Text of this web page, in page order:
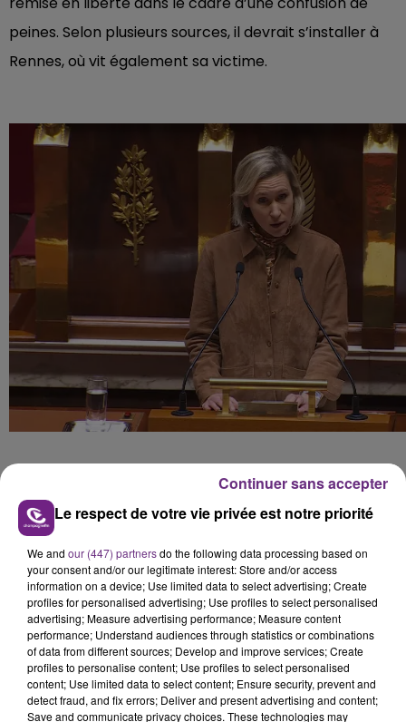
peines. Selon plusieurs sources, il devrait s’installer à
Rennes, où vit également sa victime.
L’information ne concernera pas uniquement les fins
de peine. Elle pourra également
provisoire, une remise en liberté après détention
provisoire ou encore une cessation temporaire
d’incarcération.
Toutefois, l’application concrète de cette mesure
dépendra des moyens accordés à la justice et de la
rapidité de transmission des informations judiciaires.
Le texte qui prévoit aussi l’expérimentation, pendant
Le respect de votre vie privée est notre priorité
We and our (447) partnersdo the following data processing based on
your consent and/or our legitimate interest: Store and/or access
information on a device; Use limited data to select advertising; Create
profiles for personalised advertising; Use profiles to select personalised
advertising; Measure advertising performance; Measure content
performance; Understand audiences through statistics or combinations
of data from different sources; Develop and improve services; Create
profiles to personalise content; Use profiles to select personalised
content; Use limited data to select content; Ensure security, prevent and
detect fraud, and fix errors; Deliver and present advertising and content;
Save and communicate privacy choices. These technologies may
Continuer sans accepter